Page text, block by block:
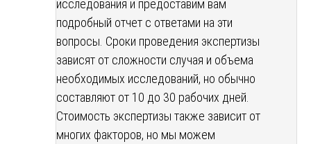
исследования и предоставим вам
подробный отчет с ответами на эти
вопросы. Сроки проведения экспертизы
зависят от сложности случая и объема
необходимых исследований, но обычно
составляют от 10 до 30 рабочих дней.
Стоимость экспертизы также зависит от
многих факторов, но мы можем